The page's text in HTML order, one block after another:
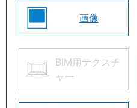
画像
BIM用テクスチ
ャー